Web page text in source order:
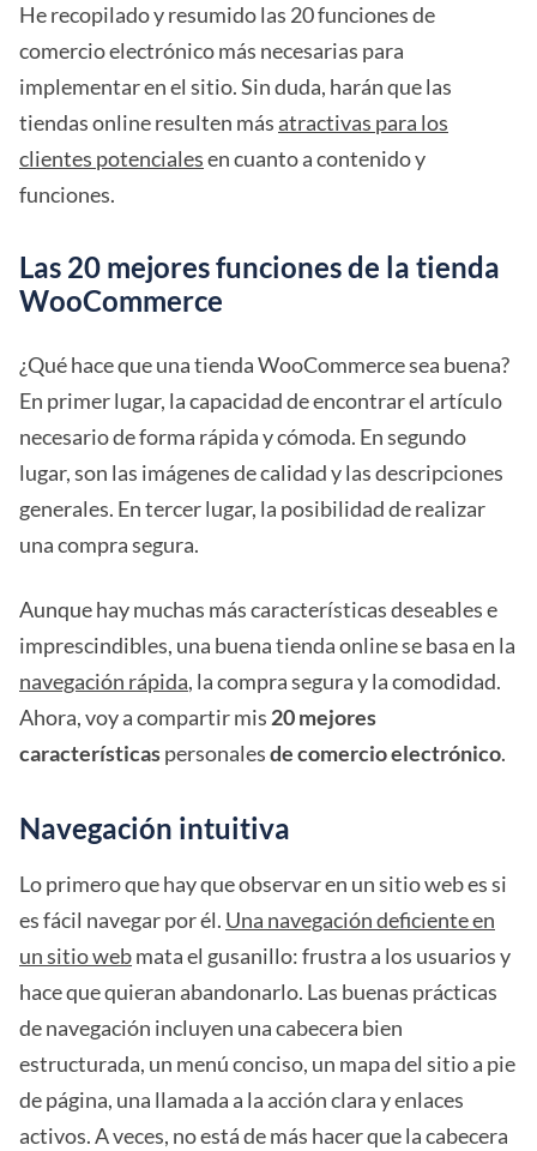
He recopilado y resumido las 20 funciones de
comercio electrónico más necesarias para
implementar en el sitio. Sin duda, harán que las
tiendas online resulten más atractivas para los
clientes potencialesen cuanto a contenido y
funciones.
Las 20 mejores funciones de la tienda
WooCommerce
¿Qué hace que una tienda WooCommerce sea buena?
En primer lugar, la capacidad de encontrar el artículo
necesario de forma rápida y cómoda. En segundo
lugar, son las imágenes de calidad y las descripciones
generales. En tercer lugar, la posibilidad de realizar
una compra segura.
Aunque hay muchas más características deseables e
imprescindibles, una buena tienda online se basa en la
navegación rápida, la compra segura y la comodidad.
Ahora, voy a compartir mis 20 mejores
característicaspersonalesde comercio electrónico.
Navegación intuitiva
Lo primero que hay que observar en un sitio web es si
es fácil navegar por él. Una navegación deficiente en
un sitio webmata el gusanillo: frustra a los usuarios y
hace que quieran abandonarlo. Las buenas prácticas
de navegación incluyen una cabecera bien
estructurada, un menú conciso, un mapa del sitio a pie
de página, una llamada a la acción clara y enlaces
activos. A veces, no está de más hacer que la cabecera